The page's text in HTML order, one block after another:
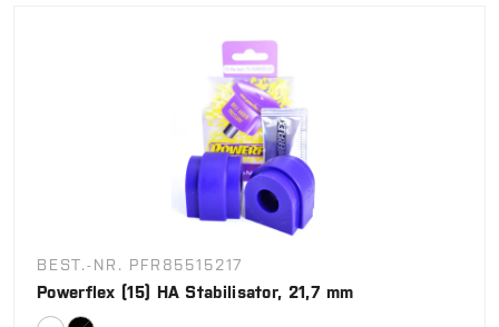
BEST.-NR. PFR85515217
Powerflex (15) HA Stabilisator, 21,7 mm